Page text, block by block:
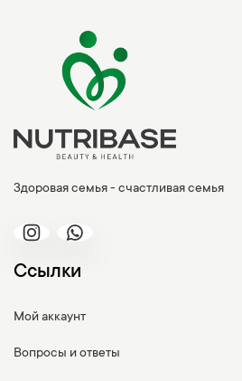
Здоровая семья - счастливая семья
Ссылки
Мой аккаунт
Вопросы и ответы